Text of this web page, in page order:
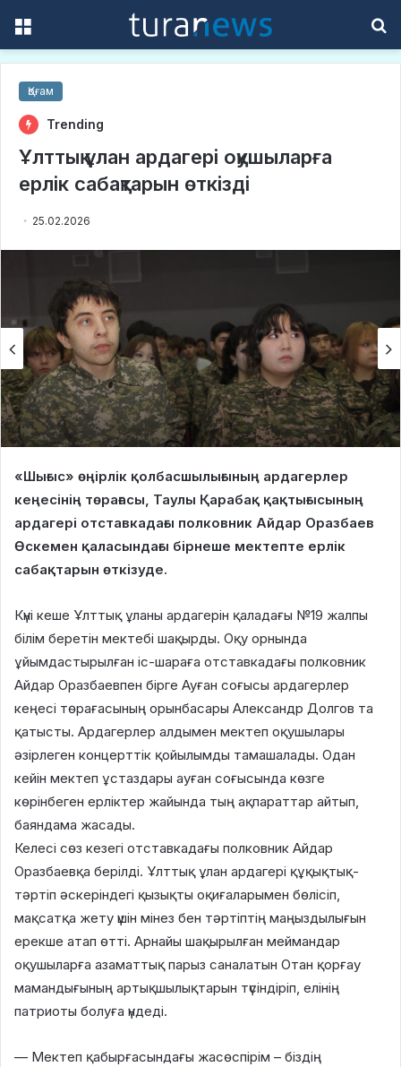
Қоғам
Trending
Ұлттық ұлан ардагері оқушыларға
ерлік сабақтарын өткізді
25.02.2026
«Шығыс» өңірлік қолбасшылығының ардагерлер
кеңесінің төрағасы, Таулы Қарабақ қақтығысының
ардагері отставкадағы полковник Айдар Оразбаев
Өскемен қаласындағы бірнеше мектепте ерлік
сабақтарын өткізуде.
Күні кеше Ұлттық ұланы ардагерін қаладағы №19 жалпы
білім беретін мектебі шақырды. Оқу орнында
ұйымдастырылған іс-шараға отставкадағы полковник
Айдар Оразбаевпен бірге Ауған соғысы ардагерлер
кеңесі төрағасының орынбасары Александр Долгов та
қатысты. Ардагерлер алдымен мектеп оқушылары
әзірлеген концерттік қойылымды тамашалады. Одан
кейін мектеп ұстаздары ауған соғысында көзге
көрінбеген ерліктер жайында тың ақпараттар айтып,
баяндама жасады.
Келесі сөз кезегі отставкадағы полковник Айдар
Оразбаевқа берілді. Ұлттық ұлан ардагері құқықтық-
тәртіп әскеріндегі қызықты оқиғаларымен бөлісіп,
мақсатқа жету үшін мінез бен тәртіптің маңыздылығын
ерекше атап өтті. Арнайы шақырылған меймандар
оқушыларға азаматтық парыз саналатын Отан қорғау
мамандығының артықшылықтарын түсіндіріп, елінің
патриоты болуға үндеді.
— Мектеп қабырғасындағы жасөспірім – біздің